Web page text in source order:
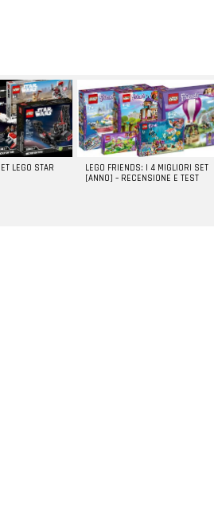
LEGO STAR
LEGO FRIENDS: I 4 MIGLIORI SET
[ANNO] – RECENSIONE E TEST